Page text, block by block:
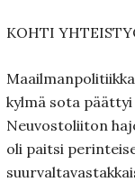
KOHTI
kylmä sota
Neuvostoliiton
oli paitsi